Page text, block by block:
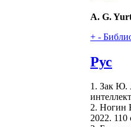
A. G.
+ -
Рус
1. Зак Ю.
2. Ногин
2022. 110